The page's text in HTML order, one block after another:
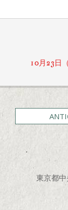
10-
10月23日
東京都